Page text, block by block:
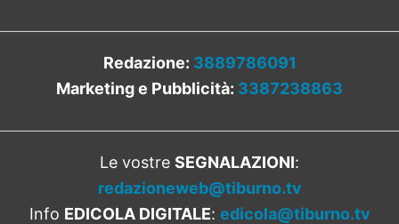
Redazione: 3889786091
Marketing e Pubblicità: 3387238863
Le vostre SEGNALAZIONI:
redazioneweb@tiburno.tv
Info EDICOLA DIGITALE: edicola@tiburno.tv